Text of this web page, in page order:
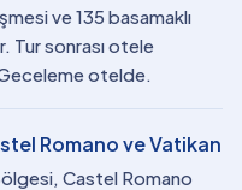
ve 135 basamaklı
Tur sonrası otele
otelde.
Romano ve Vatikan
Castel Romano